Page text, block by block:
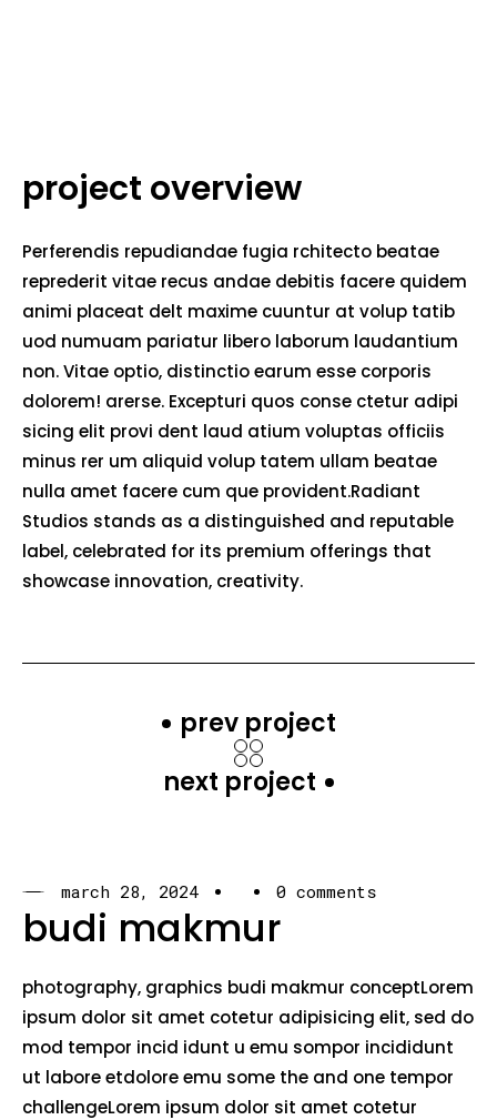
Perferendis repudiandae fugia rchitecto beatae
reprederit vitae recus andae debitis facere quidem
animi placeat delt maxime cuuntur at volup tatib
uod numuam pariatur libero laborum laudantium
non. Vitae optio, distinctio earum esse corporis
dolorem! arerse. Excepturi quos conse ctetur adipi
sicing elit provi dent laud atium voluptas officiis
minus rer um aliquid volup tatem ullam beatae
nulla amet facere cum que provident.Radiant
Studios stands as a distinguished and reputable
label, celebrated for its premium offerings that
showcase innovation, creativity.
project overview
prev project
next project
march 28, 2024 0 comments
budi makmur
photography, graphics budi makmur conceptLorem
ipsum dolor sit amet cotetur adipisicing elit, sed do
mod tempor incid idunt u emu sompor incididunt
ut labore etdolore emu some the and one tempor
challengeLorem ipsum dolor sit amet cotetur